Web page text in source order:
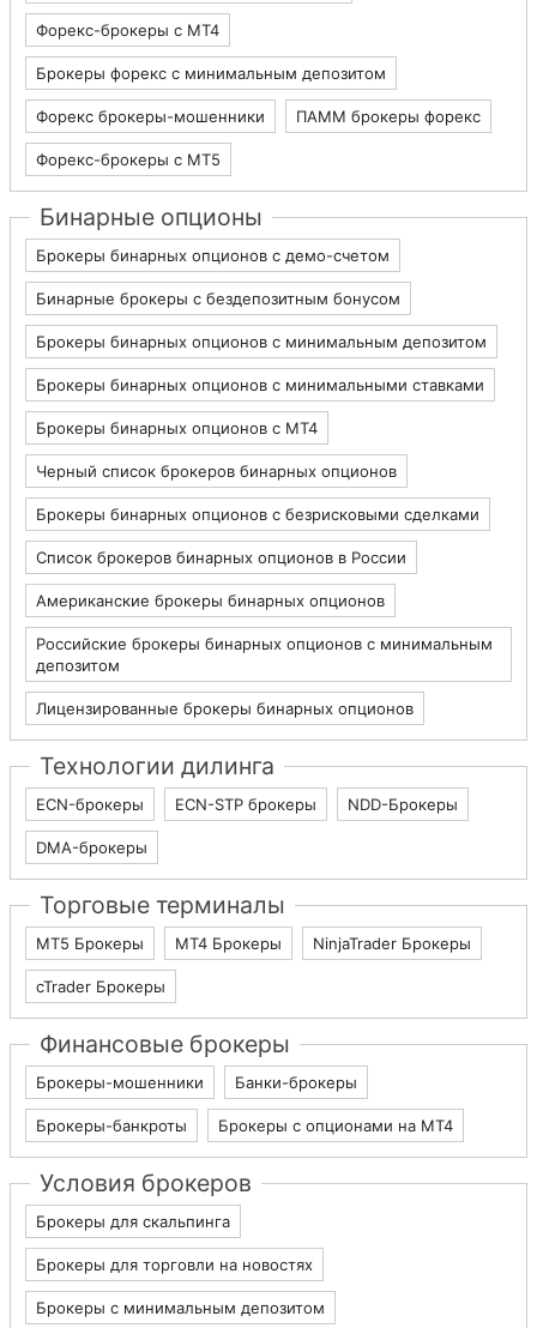
Форекс-брокеры с MT4
Брокеры форекс с минимальным депозитом
Форекс брокеры-мошенники ПАММ брокеры форекс
Форекс-брокеры с MT5
Бинарные опционы
Брокеры бинарных опционов с демо-счетом
Бинарные брокеры с бездепозитным бонусом
Брокеры бинарных опционов с минимальным депозитом
Брокеры бинарных опционов с минимальными ставками
Брокеры бинарных опционов с МТ4
Черный список брокеров бинарных опционов
Брокеры бинарных опционов с безрисковыми сделками
Список брокеров бинарных опционов в России
Американские брокеры бинарных опционов
Российские брокеры бинарных опционов с минимальным
депозитом
Лицензированные брокеры бинарных опционов
Технологии дилинга
ECN-брокеры ECN-STP брокеры NDD-Брокеры
DMA-брокеры
Торговые терминалы
МТ5 Брокеры МТ4 Брокеры NinjaTrader Брокеры
cTrader Брокеры
Финансовые брокеры
Брокеры-мошенники Банки-брокеры
Брокеры-банкроты Брокеры с опционами на МТ4
Условия брокеров
Брокеры для скальпинга
Брокеры для торговли на новостях
Брокеры с минимальным депозитом